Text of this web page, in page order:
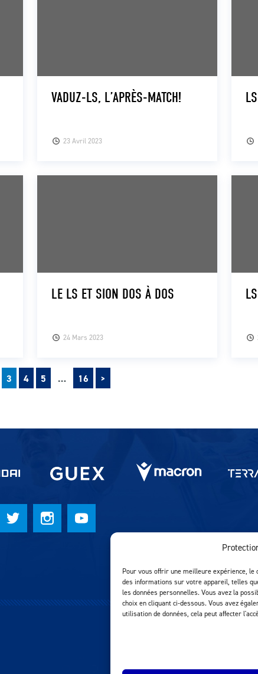
Pour vous offrir une meilleure expérience,
des informations sur votre appareil, telles
les données personnelles. Vous avez la
choix en cliquant ci-dessous. Vous avez
utilisation de données, cela peut affecter
23 Avril 2023
VADUZ-LS, L’APRÈS-MATCH!
24 Mars 2023
LE LS ET SION DOS À DOS
3 4 5 … 16 Suivant
>